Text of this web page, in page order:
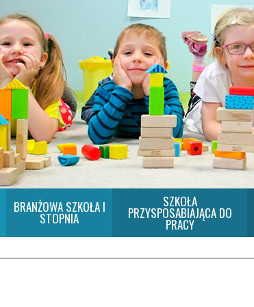
BRANŻOWA SZKOŁA I
STOPNIA
SZKOŁA
PRZYSPOSABIAJĄCA DO
PRACY